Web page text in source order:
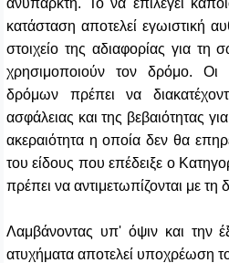
κατάσταση αποτελεί εγωιστική
στοιχείο της αδιαφορίας για
χρησιμοποιούν τον δρόμο. Οι
δρόμων πρέπει να
ασφάλειας και της βεβαιότητας
ακεραιότητα η οποία δεν θα
του είδους που επέδειξε ο
πρέπει να αντιμετωπίζονται με
Λαμβάνοντας υπ' όψιν και την
ατυχήματα αποτελεί υποχρέωση